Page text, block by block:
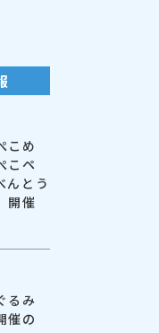
こめ
こペ
んとう
開催
るみ
催の